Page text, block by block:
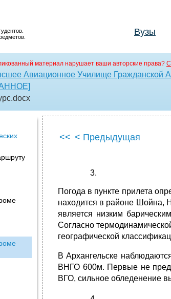
Вузы
материал нарушает ваши авторские права?
Авиационное Училище Гражданской
.docx
<< < Предыдущая
Погода в пункте прилета
находится в районе Шойна,
является низким
Согласно
географической
В Архангельске
ВНГО 600м. Первые не
ВГО, сильное обледенение